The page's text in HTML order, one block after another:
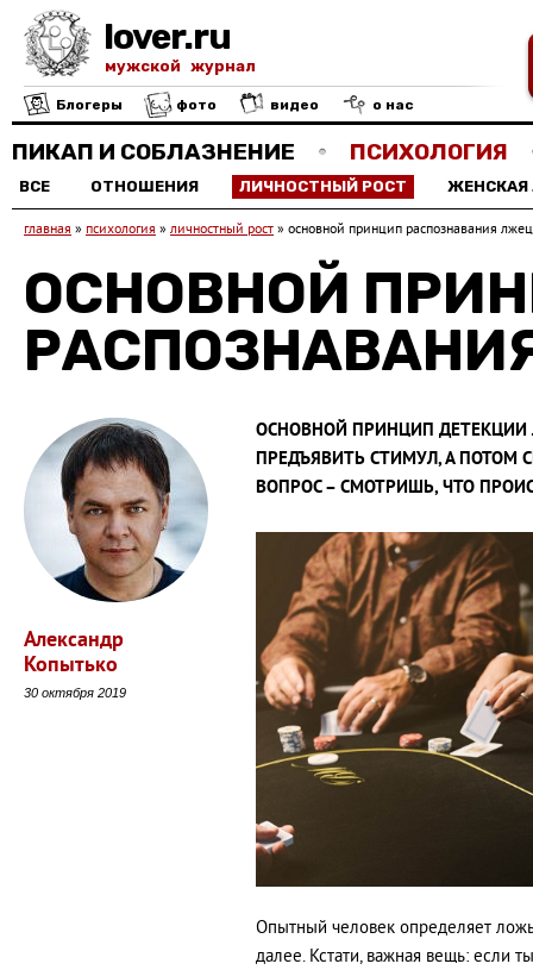
lover.ru
мужской журнал
Блогеры фото видео о нас
ПИКАП И СОБЛАЗНЕНИЕ ПСИХОЛОГИЯ
ВСЕ ОТНОШЕНИЯ ЛИЧНОСТНЫЙ РОСТ ЖЕНСКАЯ
главная » психология » личностный рост » основной принцип распознавания
ОСНОВНОЙ
Александр
Копытько
30 октября 2019
ОСНОВНОЙ ПРИНЦИП
ПРЕДЪЯВИТЬ СТИМУЛ, А ПОТОМ
ВОПРОС – СМОТРИШЬ, ЧТО
Опытный человек определяет
далее. Кстати, важная вещь: если